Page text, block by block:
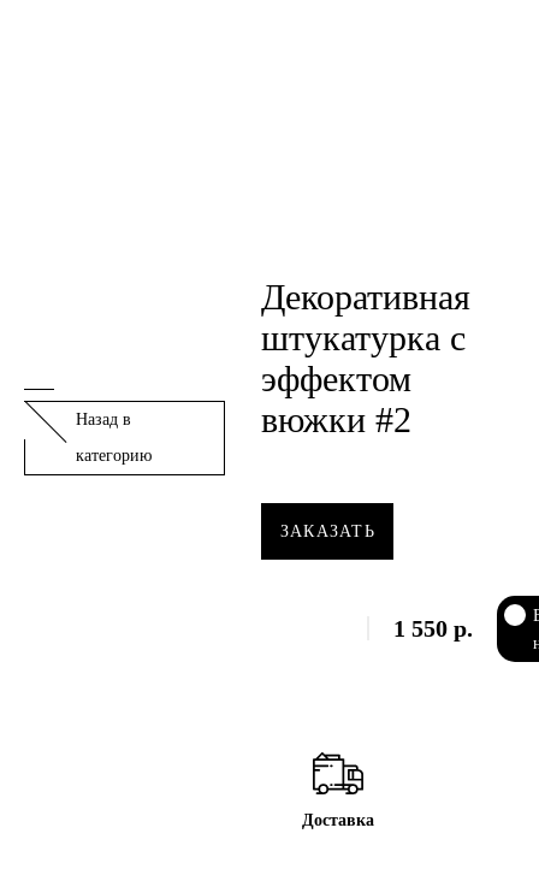
Назад в
категорию
Декоративная
штукатурка с
эффектом
вюжки #2
ЗАКАЗАТЬ
1 550 р.
Доставка